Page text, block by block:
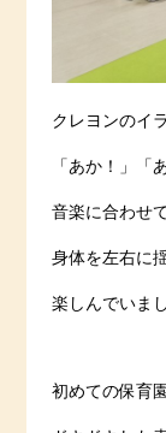
クレヨンのイ
「あか！」「
音楽に合わせ
身体を左右に
楽しんでいま
初めての保育園